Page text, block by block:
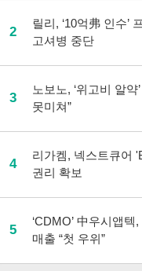
2
릴리, ‘10억弗 인수’
고셔병 중단
3
노보노, ‘위고비 알약
못미쳐”
4
리가켐, 넥스트큐어
권리 확보
5
‘CDMO’ 中우시앱
매출 “첫 우위”